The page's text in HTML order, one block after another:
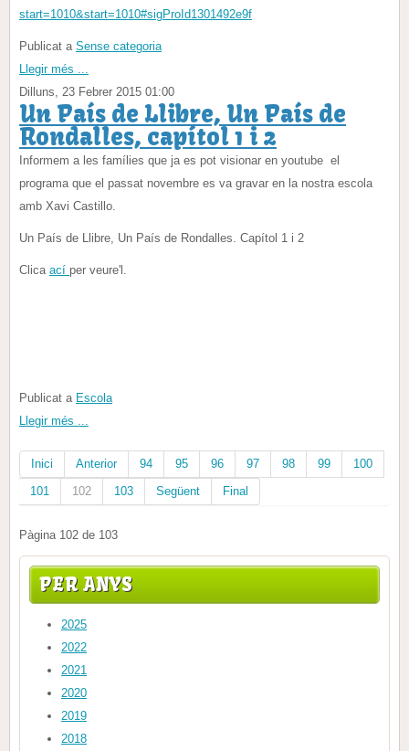
start=1010&start=1010#sigProId1301492e9f
Publicat a Sense categoria
Llegir més ...
Dilluns, 23 Febrer 2015 01:00
Un País de Llibre, Un País de
Rondalles, capítol 1 i 2
Informem a les famílies que ja es pot visionar en youtube el
programa que el passat novembre es va gravar en la nostra escola
amb Xavi Castillo.
Un País de Llibre, Un País de Rondalles. Capítol 1 i 2
Clica ací per veure'l.
Publicat a Escola
Llegir més ...
Inici Anterior 94 95 96 97 98 99
100
101
102 103 Següent Final
Pàgina 102 de 103
PER ANYS
2025
2022
2021
2020
2019
2018